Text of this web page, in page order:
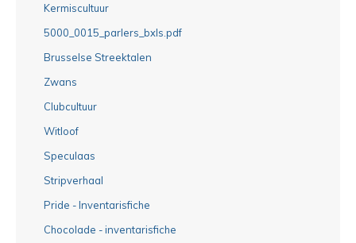
Kermiscultuur
5000_0015_parlers_bxls.pdf
Brusselse Streektalen
Zwans
Clubcultuur
Witloof
Speculaas
Stripverhaal
Pride - Inventarisfiche
Chocolade - inventarisfiche